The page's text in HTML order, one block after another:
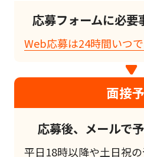
応募フォームに必要
Web応募は24時間いつ
面接
応募後、メールで
平日18時以降や土日祝